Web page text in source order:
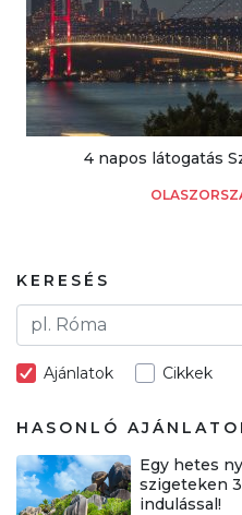
4 napos látogatás
KERESÉS
Ajánlatok Cikkek
HASONLÓ
Egy hetes
szigeteken
indulással!